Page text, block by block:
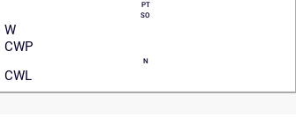
PT
SO
W
CWP
N
CWL